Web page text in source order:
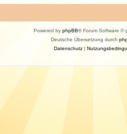
Powered by phpBB® Forum Software ©
Deutsche Übersetzung durch
Datenschutz|